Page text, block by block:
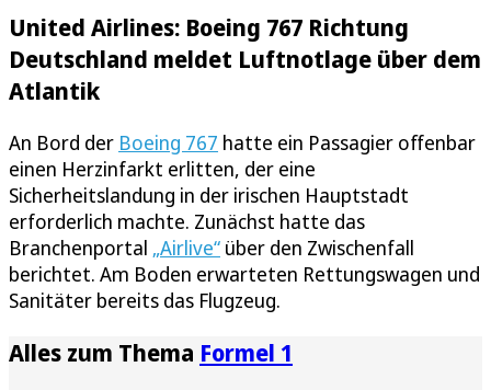
United Airlines: Boeing 767 Richtung
Deutschland meldet Luftnotlage über dem
Atlantik
An Bord der Boeing 767 hatte ein Passagier offenbar
einen Herzinfarkt erlitten, der eine
Sicherheitslandung in der irischen Hauptstadt
erforderlich machte. Zunächst hatte das
Branchenportal „Airlive“ über den Zwischenfall
berichtet. Am Boden erwarteten Rettungswagen und
Sanitäter bereits das Flugzeug.
Alles zum Thema Formel 1